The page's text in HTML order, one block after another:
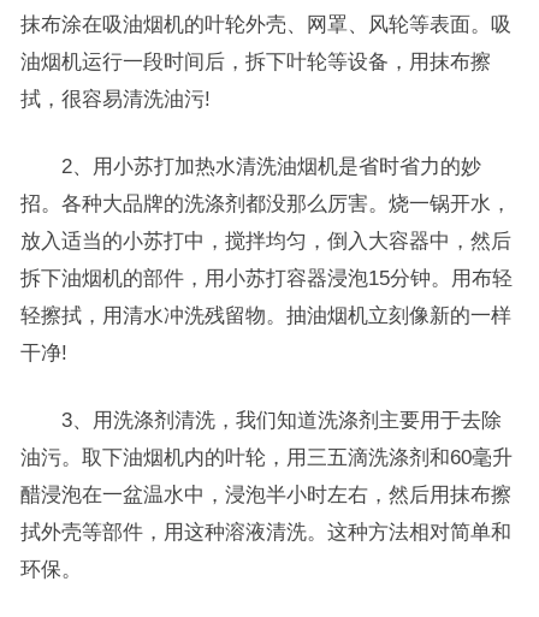
抹布涂在吸油烟机的叶轮外壳、网罩、风轮等表面。吸
油烟机运行一段时间后，拆下叶轮等设备，用抹布擦
拭，很容易清洗油污!
2、用小苏打加热水清洗油烟机是省时省力的妙
招。各种大品牌的洗涤剂都没那么厉害。烧一锅开水，
放入适当的小苏打中，搅拌均匀，倒入大容器中，然后
拆下油烟机的部件，用小苏打容器浸泡15分钟。用布轻
轻擦拭，用清水冲洗残留物。抽油烟机立刻像新的一样
干净!
3、用洗涤剂清洗，我们知道洗涤剂主要用于去除
油污。取下油烟机内的叶轮，用三五滴洗涤剂和60毫升
醋浸泡在一盆温水中，浸泡半小时左右，然后用抹布擦
拭外壳等部件，用这种溶液清洗。这种方法相对简单和
环保。